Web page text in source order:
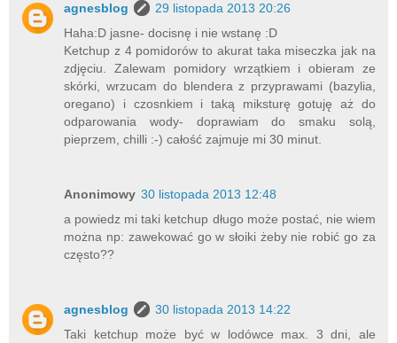
agnesblog
29 listopada 2013 20:26
Haha:D jasne- docisnę i nie wstanę :D
Ketchup z 4 pomidorów to akurat taka miseczka jak na
zdjęciu. Zalewam pomidory wrzątkiem i obieram ze
skórki, wrzucam do blendera z przyprawami (bazylia,
oregano) i czosnkiem i taką miksturę gotuję aż do
odparowania wody- doprawiam do smaku solą,
pieprzem, chilli :-) całość zajmuje mi 30 minut.
Anonimowy 30 listopada 2013 12:48
a powiedz mi taki ketchup długo może postać, nie wiem
można np: zawekować go w słoiki żeby nie robić go za
często??
agnesblog
30 listopada 2013 14:22
Taki ketchup może być w lodówce max. 3 dni, ale